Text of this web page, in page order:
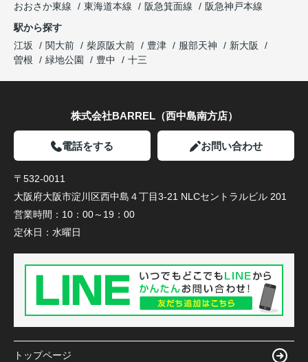
おおさか東線
東海道本線 阪急箕面線
阪急神戸本線
駅から探す
江坂
関大前 柴原阪大前 豊津 服部天神
新大阪
曽根
緑地公園 豊中 十三
株式会社BARREL（西中島南方店）
電話をする お問い合わせ
〒532-0011
大阪府大阪市淀川区西中島４丁目3-21 NLCセントラルビル 201
営業時間： 10：00～19：00
定休日： 水曜日
トップページ